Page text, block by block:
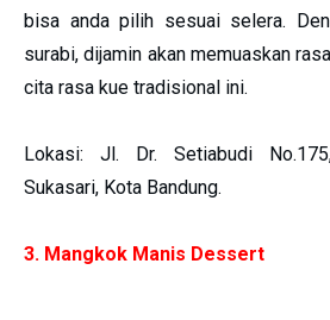
bisa anda pilih sesuai selera.
surabi, dijamin akan memuaskan
cita rasa kue tradisional ini.
Lokasi: Jl. Dr. Setiabudi
Sukasari, Kota Bandung.
3. Mangkok Manis Dessert